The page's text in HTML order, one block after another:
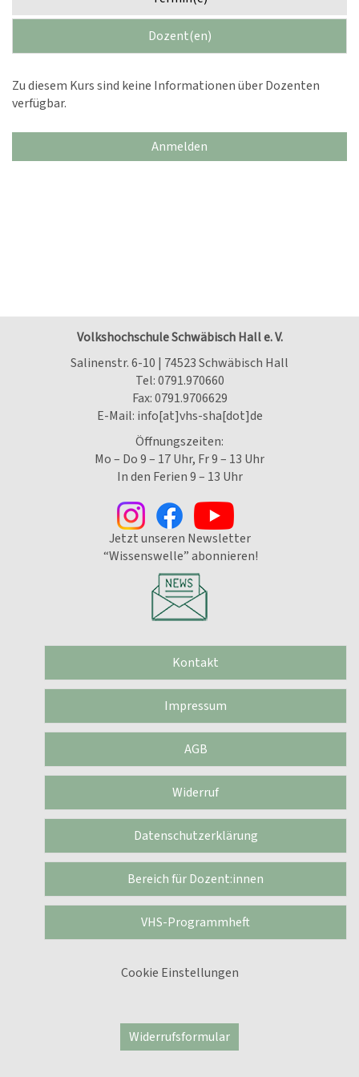
Dozent(en)
Zu diesem Kurs sind keine Informationen über Dozenten
verfügbar.
Anmelden
Volkshochschule Schwäbisch Hall e. V.
Salinenstr. 6-10 | 74523 Schwäbisch Hall
Tel:0791.970660
Fax: 0791.9706629
E-Mail: info[at]vhs-sha[dot]de
Öffnungszeiten:
Mo – Do 9 – 17 Uhr, Fr 9 – 13 Uhr
In den Ferien 9 – 13 Uhr
Jetzt unseren Newsletter
“Wissenswelle” abonnieren!
Kontakt
Impressum
AGB
Widerruf
Datenschutzerklärung
Bereich für Dozent:innen
VHS-Programmheft
Cookie Einstellungen
Widerrufsformular